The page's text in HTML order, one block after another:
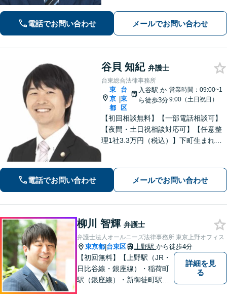
件、労働問題、インターネット問題、
訴訟・紛争案件などに多数対応。 皆様
電話でお問い合わせ メールでお問い合わせ
谷貝 知紀 弁護士
台東総合法律事務所
東
京
都
|
台
東
区
入谷駅か
ら徒歩3分
営業時間：09:00~1
9:00（土日祝日）
【初回相談無料】【一部電話相談可】
【夜間・土日祝相談対応可】【任意整
理1社3.3万円（税込）】下町生まれ下
ます。
電話でお問い合わせ メールでお問い合わせ
柳川 智輝 弁護士
弁護士法人オールニーズ法律事務所 東京上野オフィス
東京都|台東区 上野駅 から徒歩4分
【初回無料】【上野駅（JR・
日比谷線・銀座線）・稲荷町
駅（銀座線）・新御徒町駅
詳細を見
る